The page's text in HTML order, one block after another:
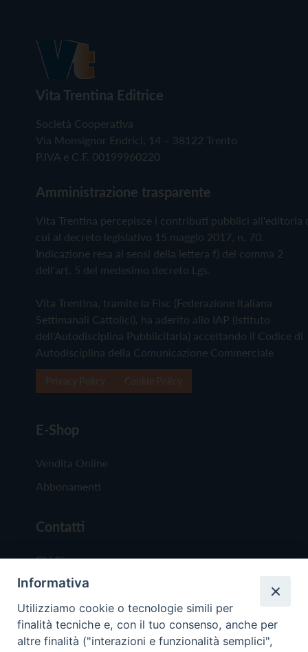
Vita Trentina Editrice
Società Cooperativa
Via Monsignor Endrici, 14 – 38122 Trento
P.IVA e C.F. 00199960220
Amministrazione trasparente
Vita Trentina percepisce i contributi pubblici all'editoria
cui al decreto legislativo 15 maggio 2017, n. 70.
Indicazione resa ai sensi della lettera f) del comma 2
dell'art. 5 del medesimo decreto Lgs.
Vita Trentina, tramite la Fisc (Federazione Italiana
Settimanali Cattolici), ha aderito allo IAP (Istituto
dell'Autodisciplina Pubblicitaria) accettando il Codice di
Autodisciplina della Comunicazione Commerciale
E-Shop
Vendita Online
Abbonamenti
Contatti
Chi Siamo
Redazione
Scrivici
Informativa
Utilizziamo cookie o tecnologie simili per
finalità tecniche e, con il tuo consenso, anche per
altre finalità ("interazioni e funzionalità semplici",